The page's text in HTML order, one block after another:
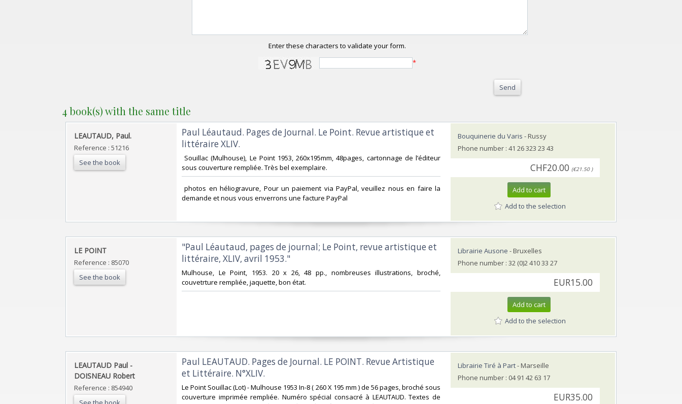
Enter these characters to validate your form.
*
Send
4 book(s) with the same title
‎LEAUTAUD, Paul.‎
Reference : 51216
See the book
‎Paul Léautaud. Pages de Journal. Le Point. Revue artistique et
littéraire XLIV.‎
‎ Souillac (Mulhouse), Le Point 1953, 260x195mm, 48pages, cartonnage de l’éditeur
sous couverture rempliée. Très bel exemplaire.‎
‎ photos en héliogravure, Pour un paiement via PayPal, veuillez nous en faire la
demande et nous vous enverrons une facture PayPal‎
Bouquinerie du Varis - Russy
Phone number : 41 26 323 23 43
CHF20.00 (€21.50 )
Add to cart
Add to the selection
‎LE POINT‎
Reference : 85070
See the book
‎"Paul Léautaud, pages de journal; Le Point, revue artistique et
littéraire, XLIV, avril 1953."‎
‎Mulhouse, Le Point, 1953. 20 x 26, 48 pp., nombreuses illustrations, broché,
couvetrture rempliée, jaquette, bon état.‎
Librairie Ausone - Bruxelles
Phone number : 32 (0)2 410 33 27
EUR15.00
Add to cart
Add to the selection
‎LEAUTAUD Paul -
DOISNEAU Robert‎
Reference : 854940
‎Paul LEAUTAUD. Pages de Journal. LE POINT. Revue Artistique
et Littéraire. N°XLIV.‎
‎Le Point Souillac (Lot) - Mulhouse 1953 In-8 ( 260 X 195 mm ) de 56 pages, broché sous
couverture imprimée rempliée. Numéro spécial consacré à LEAUTAUD. Textes de
Librairie Tiré à Part- Marseille
Phone number : 04 91 42 63 17
EUR35.00